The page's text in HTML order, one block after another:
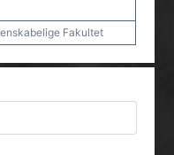
Fakultet